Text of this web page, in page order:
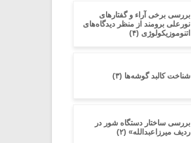
بررسی برخی آراء و گفتارهای
نورعلی برومند از منظر دیدگاه‌های
اتنوموزیکولوژی (۴)
شناخت کالبد گوشه‌ها (۳)
بررسی ساختار دستگاه شور در
ردیف میرزاعبدالله» (۲)